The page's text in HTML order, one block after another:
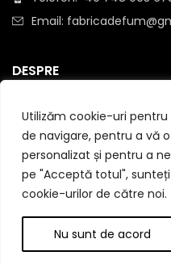
Utilizăm cookie-uri
de navigare, pentru a vă
personalizat și pentru a
pe "Acceptă totul",
cookie-urilor de către noi.
Nu sunt de acord
Email:
DESPRE
INFORMATII
UTILE